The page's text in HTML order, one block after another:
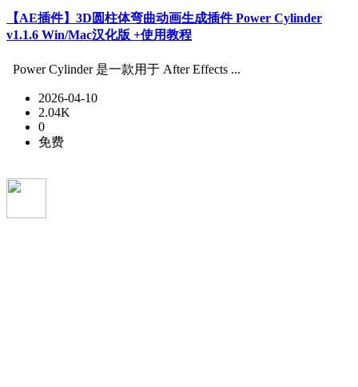
【AE插件】3D圆柱体弯曲动画生成插件 Power Cylinder
v1.1.6 Win/Mac汉化版 +使用教程
Power Cylinder 是一款用于 After Effects ...
2026-04-10
2.04K
0
免费